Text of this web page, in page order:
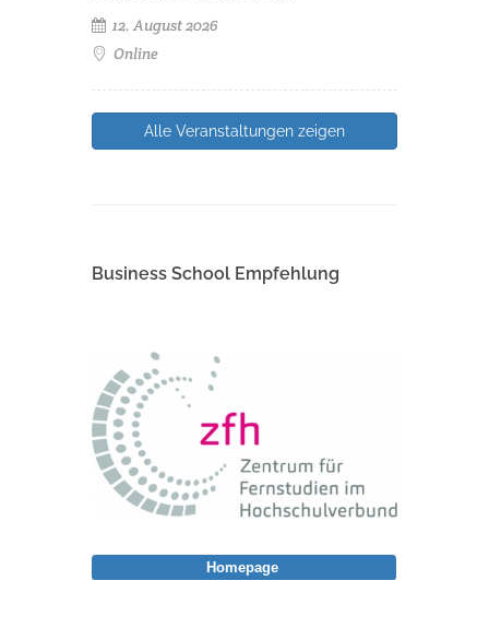
12. August 2026
Online
Alle Veranstaltungen zeigen
Business School Empfehlung
Homepage